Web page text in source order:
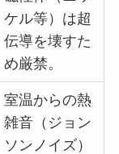
ケル等）は超
伝導を壊すた
め厳禁。
室温からの熱
雑音（ジョン
ソンノイズ）